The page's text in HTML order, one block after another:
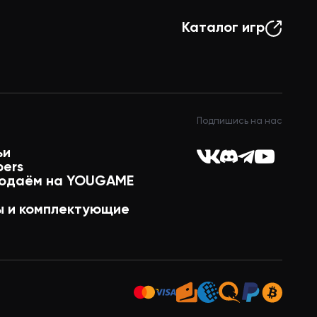
Каталог игр
на YOUGAME
и комплектующие
Подпишись на нас